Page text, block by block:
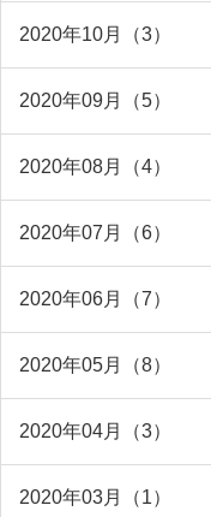
2020年10月（3）
2020年09月（5）
2020年08月（4）
2020年07月（6）
2020年06月（7）
2020年05月（8）
2020年04月（3）
2020年03月（1）